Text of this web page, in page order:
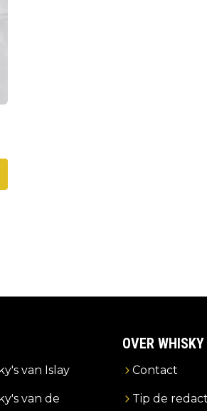
van Islay
van de
OVER
Contact
Tip de